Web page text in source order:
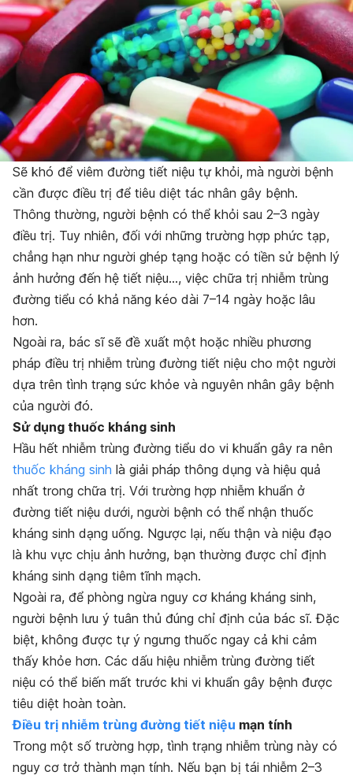
Sẽ khó để viêm đường tiết niệu tự khỏi, mà người bệnh
cần được điều trị để tiêu diệt tác nhân gây bệnh.
Thông thường, người bệnh có thể khỏi sau 2–3 ngày
điều trị. Tuy nhiên, đối với những trường hợp phức tạp,
chẳng hạn như người ghép tạng hoặc có tiền sử bệnh lý
ảnh hưởng đến hệ tiết niệu…, việc chữa trị nhiễm trùng
đường tiểu có khả năng kéo dài 7–14 ngày hoặc lâu
hơn.
Ngoài ra, bác sĩ sẽ đề xuất một hoặc nhiều phương
pháp điều trị nhiễm trùng đường tiết niệu cho một người
dựa trên tình trạng sức khỏe và nguyên nhân gây bệnh
của người đó.
Sử dụng thuốc kháng sinh
Hầu hết nhiễm trùng đường tiểu do vi khuẩn gây ra nên
thuốc kháng sinh là giải pháp thông dụng và hiệu quả
nhất trong chữa trị. Với trường hợp nhiễm khuẩn ở
đường tiết niệu dưới, người bệnh có thể nhận thuốc
kháng sinh dạng uống. Ngược lại, nếu thận và niệu đạo
là khu vực chịu ảnh hưởng, bạn thường được chỉ định
kháng sinh dạng tiêm tĩnh mạch.
Ngoài ra, để phòng ngừa nguy cơ kháng kháng sinh,
người bệnh lưu ý tuân thủ đúng chỉ định của bác sĩ. Đặc
biệt, không được tự ý ngưng thuốc ngay cả khi cảm
thấy khỏe hơn. Các dấu hiệu nhiễm trùng đường tiết
niệu có thể biến mất trước khi vi khuẩn gây bệnh được
tiêu diệt hoàn toàn.
Điều trị nhiễm trùng đường tiết niệu mạn tính
Trong một số trường hợp, tình trạng nhiễm trùng này có
nguy cơ trở thành mạn tính. Nếu bạn bị tái nhiễm 2–3